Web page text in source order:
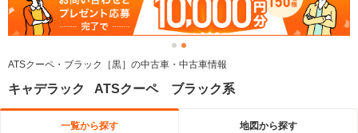
ATSクーペ・ブラック［黒］の中古車・中古車情報
キャデラック ATSクーペ ブラック系
一覧から探す 地図から探す